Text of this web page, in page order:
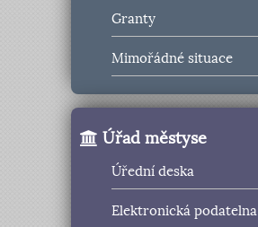
Granty
Mimořádné situace
Úřad městyse
Úřední deska
Elektronická podatelna